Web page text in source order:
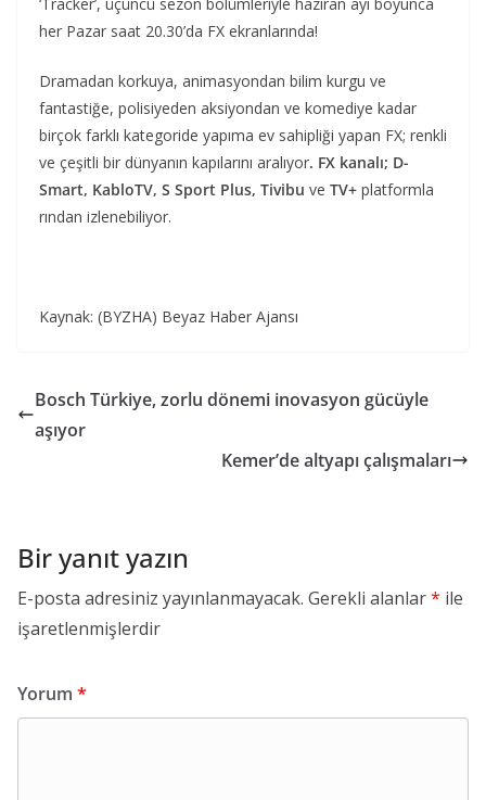
‘Tracker’, üçüncü sezon bölümleriyle haziran ayı boyunca
her Pazar saat 20.30’da FX ekranlarında!
Dramadan korkuya, animasyondan bilim kurgu ve
fantastiğe, polisiyeden aksiyondan ve komediye kadar
birçok farklı kategoride yapıma ev sahipliği yapan FX; renkli
ve çeşitli bir dünyanın kapılarını aralıyor. FX kanalı; D-
Smart, KabloTV, S Sport Plus, Tivibu ve TV+ platformla
rından izlenebiliyor.
Kaynak: (BYZHA) Beyaz Haber Ajansı
Bosch Türkiye, zorlu dönemi inovasyon gücüyle
aşıyor
Kemer’de altyapı çalışmaları
Bir yanıt yazın
E-posta adresiniz yayınlanmayacak. Gerekli alanlar* ile
işaretlenmişlerdir
Yorum *